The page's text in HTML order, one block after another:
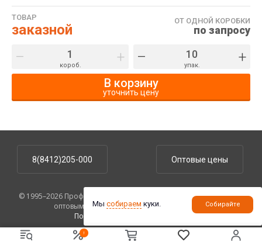
ТОВАР
заказной
ОТ ОДНОЙ КОРОБКИ
по запросу
– короб. + – упак. +
В корзину
уточнить цену
8(8412)205-000 Оптовые цены
© 1995–2026 ПрофУпаковка. На сайте указаны розничные цены,
оптовым клиентам предоставляются скидки.
Политика конфиденциальности
!
Мы собираем куки. Собирайте